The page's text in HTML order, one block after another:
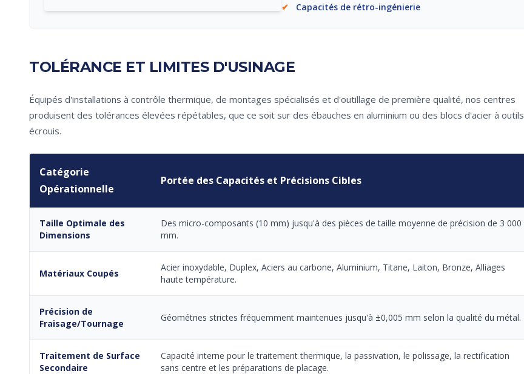
✔
Capacités de rétro-ingénierie
TOLÉRANCE ET LIMITES D'USINAGE
Équipés d'installations à contrôle thermique, de montages spécialisés et d'outillage de première qualité, nos centres
produisent des tolérances élevées répétables, que ce soit sur des ébauches en aluminium ou des blocs d'acier à outils
écrouis.
Catégorie
Opérationnelle
Portée des Capacités et Précisions Cibles
Taille Optimale des
Dimensions
Des micro-composants (10 mm) jusqu'à des pièces de taille moyenne de précision de 3 000
mm.
Matériaux Coupés
Acier inoxydable, Duplex, Aciers au carbone, Aluminium, Titane, Laiton, Bronze, Alliages
haute température.
Précision de
Fraisage/Tournage
Géométries strictes fréquemment maintenues jusqu'à ±0,005 mm selon la qualité du métal.
Traitement de Surface
Secondaire
Capacité interne pour le traitement thermique, la passivation, le polissage, la rectification
sans centre et les préparations de placage.